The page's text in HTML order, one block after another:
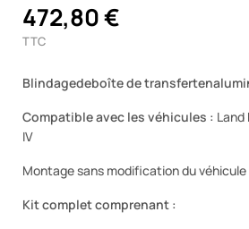
472,80 €
TTC
Blindagedeboîte de
Compatible avec les véhicules : Land
IV
Montage sans modification du véhicule
Kit complet comprenant :